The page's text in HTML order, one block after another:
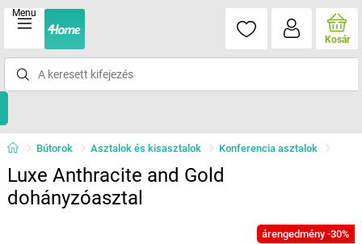
Menu
Kosár
Bútorok Asztalok és kisasztalok Konferencia asztalok
Luxe Anthracite and Gold
dohányzóasztal
árengedmény -30%